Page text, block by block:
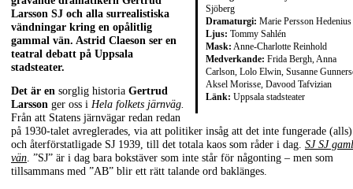
Sjöberg
Dramaturgi: Marie Persson Hedenius
Ljus: Tommy Sahlén
Mask: Anne-Charlotte Reinhold
Medverkande: Frida Bergh, Anna
Carlson, Lolo Elwin, Susanne
Aksel Morisse, Davood Tafvizian
Länk: Uppsala stadsteater
Larsson SJ och alla surrealistiska
vändningar kring en opålitlig
gammal vän. Astrid Claeson ser en
teatral debatt på Uppsala
stadsteater.
Det är en sorglig historia Gertrud
Larsson ger oss i Hela folkets järnväg.
Från att Statens järnvägar redan redan
på 1930-talet avreglerades, via att politiker insåg att det inte fungerade (alls)
och återförstatligade SJ 1939, till det totala kaos som råder i dag. SJ SJ
vän. ”SJ” är i dag bara bokstäver som inte står för någonting – men som
tillsammans med ”AB” blir ett rätt talande ord baklänges.